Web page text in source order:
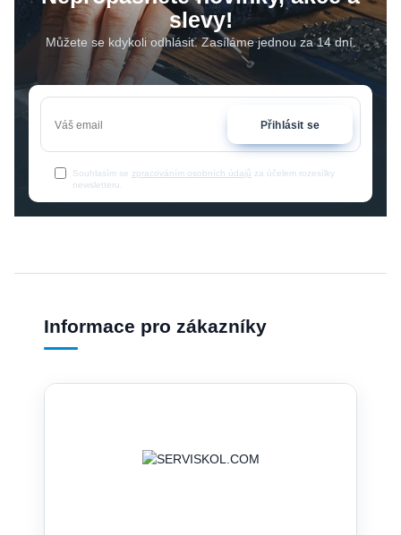
slevy!
Můžete se kdykoli odhlásit. Zasíláme jednou za 14 dní.
Přihlásit se
Souhlasím se zpracováním osobních údajů za účelem rozesílky
newsletteru.
Informace pro zákazníky